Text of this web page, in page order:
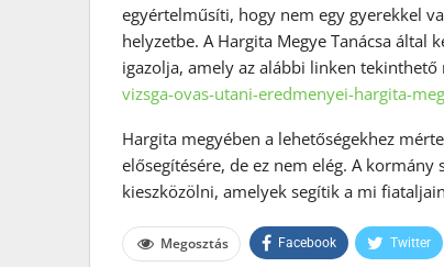
egyértelműsíti, hogy nem egy gyerekkel
helyzetbe. A Hargita Megye Tanácsa által
igazolja, amely az alábbi linken tekinthető
vizsga-ovas-utani-eredmenyei-hargita-
Hargita megyében a lehetőségekhez
elősegítésére, de ez nem elég. A
kieszközölni, amelyek segítik a mi
Megosztás Facebook Twitter